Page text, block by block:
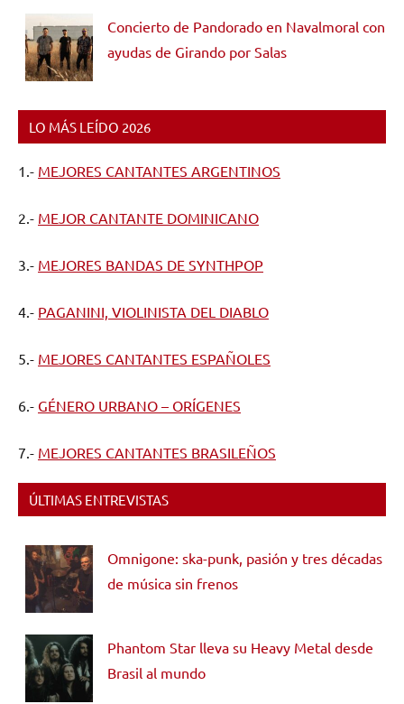
Concierto de Pandorado en Navalmoral con
ayudas de Girando por Salas
LO MÁS LEÍDO 2026
1.- MEJORES CANTANTES ARGENTINOS
2.- MEJOR CANTANTE DOMINICANO
3.- MEJORES BANDAS DE SYNTHPOP
4.- PAGANINI, VIOLINISTA DEL DIABLO
5.- MEJORES CANTANTES ESPAÑOLES
6.- GÉNERO URBANO – ORÍGENES
7.- MEJORES CANTANTES BRASILEÑOS
ÚLTIMAS ENTREVISTAS
Omnigone: ska-punk, pasión y tres décadas
de música sin frenos
Phantom Star lleva su Heavy Metal desde
Brasil al mundo